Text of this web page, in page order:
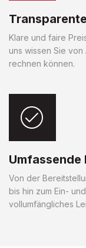
Klare und faire
uns wissen Sie von
rechnen können.
Umfassende
Von der
bis hin zum Ein-
vollumfängliches